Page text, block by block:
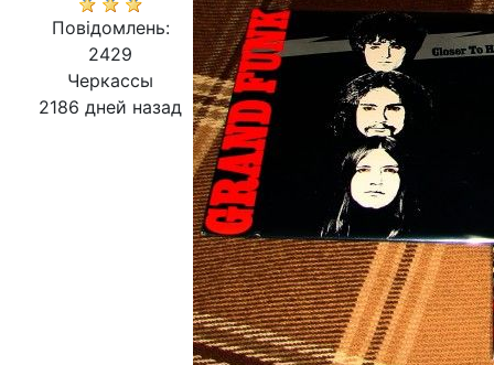
Повідомлень:
2429
Черкассы
2186 дней назад